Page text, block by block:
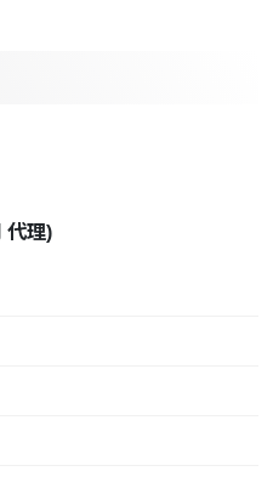
代理)